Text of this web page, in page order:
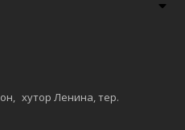
хутор Ленина, тер.